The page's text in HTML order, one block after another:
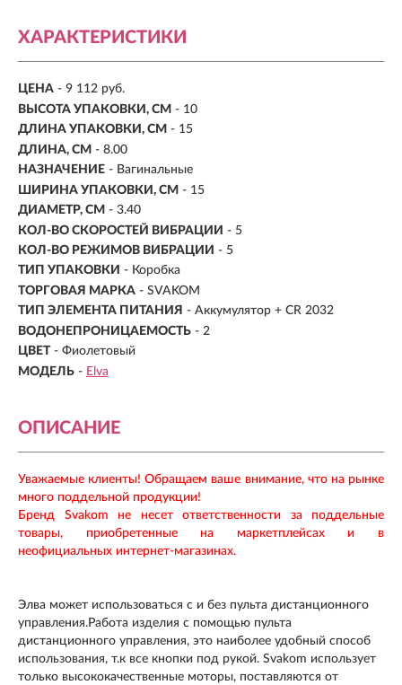
ХАРАКТЕРИСТИКИ
ЦЕНА - 9 112 руб.
ВЫСОТА УПАКОВКИ, СМ - 10
ДЛИНА УПАКОВКИ, СМ - 15
ДЛИНА, СМ - 8.00
НАЗНАЧЕНИЕ - Вагинальные
ШИРИНА УПАКОВКИ, СМ - 15
ДИАМЕТР, СМ - 3.40
КОЛ-ВО СКОРОСТЕЙ ВИБРАЦИИ - 5
КОЛ-ВО РЕЖИМОВ ВИБРАЦИИ - 5
ТИП УПАКОВКИ - Коробка
ТОРГОВАЯ МАРКА - SVAKOM
ТИП ЭЛЕМЕНТА ПИТАНИЯ - Аккумулятор + CR 2032
ВОДОНЕПРОНИЦАЕМОСТЬ - 2
ЦВЕТ - Фиолетовый
МОДЕЛЬ - Elva
ОПИСАНИЕ
Уважаемые клиенты! Обращаем ваше внимание, что на рынке
много поддельной продукции!
Бренд Svakom не несет ответственности за поддельные
товары, приобретенные на маркетплейсах и в
неофициальных интернет-магазинах.
Элва может использоваться с и без пульта дистанционного
управления.Работа изделия с помощью пульта
дистанционного управления, это наиболее удобный способ
использования, т.к все кнопки под рукой. Svakom использует
только высококачественные моторы, поставляются от